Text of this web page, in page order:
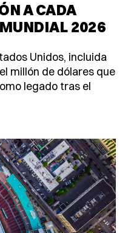
A CADA
2026
Unidos, incluida
millón de dólares que
legado tras el